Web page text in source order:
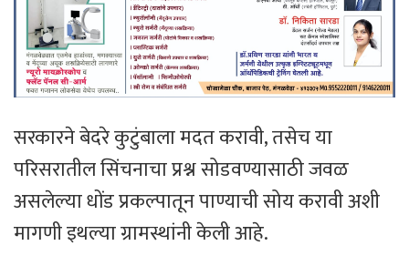
सरकारने बेदरे कुटुंबाला मदत करावी, तसेच या
परिसरातील सिंचनाचा प्रश्न सोडवण्यासाठी जवळ
असलेल्या धोंड प्रकल्पातून पाण्याची सोय करावी अशी
मागणी इथल्या ग्रामस्थांनी केली आहे.